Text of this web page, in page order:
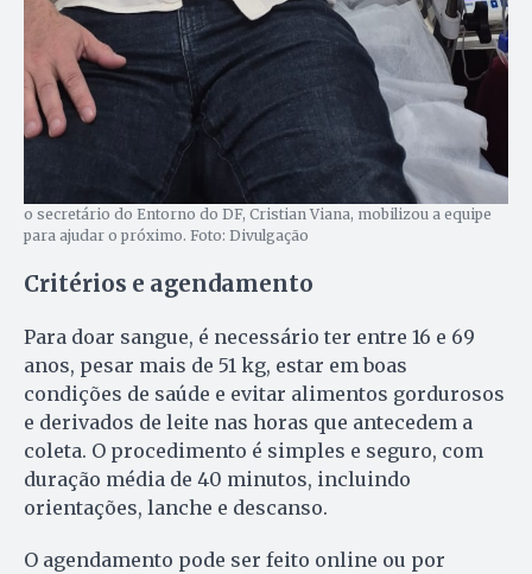
o secretário do Entorno do DF, Cristian Viana, mobilizou a equipe
para ajudar o próximo. Foto: Divulgação
Critérios e agendamento
Para doar sangue, é necessário ter entre 16 e 69
anos, pesar mais de 51 kg, estar em boas
condições de saúde e evitar alimentos gordurosos
e derivados de leite nas horas que antecedem a
coleta. O procedimento é simples e seguro, com
duração média de 40 minutos, incluindo
orientações, lanche e descanso.
O agendamento pode ser feito online ou por